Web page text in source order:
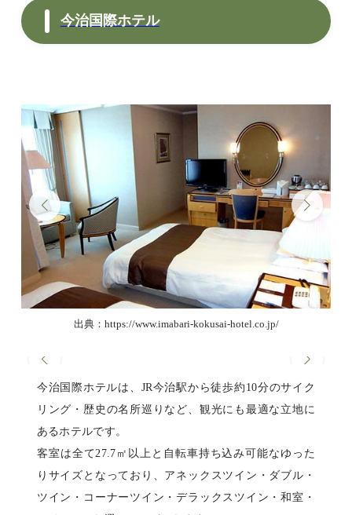
今治国際ホテル
出典：https://www.imabari-kokusai-hotel.co.jp/
今治国際ホテルは、JR今治駅から徒歩約10分のサイク
リング・歴史の名所巡りなど、観光にも最適な立地に
あるホテルです。
客室は全て27.7㎡以上と自転車持ち込み可能なゆった
りサイズとなっており、アネックスツイン・ダブル・
ツイン・コーナーツイン・デラックスツイン・和室・